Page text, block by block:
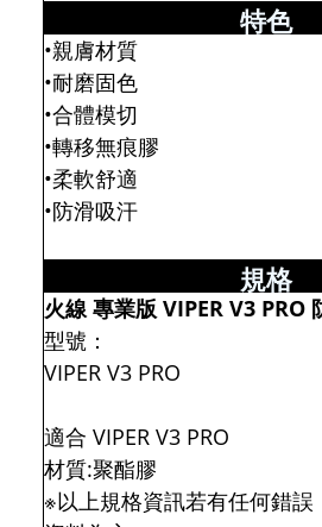
特色
•親膚材質
•耐磨固色
•合體模切
•轉移無痕膠
•柔軟舒適
•防滑吸汗
規格
火線 專業版 VIPER V3 PRO
型號：
VIPER V3 PRO
適合 VIPER V3 PRO
材質:聚酯膠
※以上規格資訊若有任何錯